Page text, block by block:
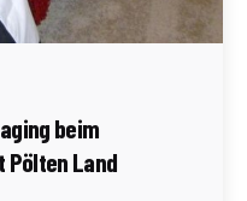
beim
Land